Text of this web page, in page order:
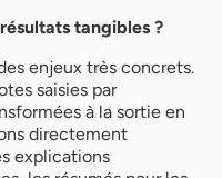
tangibles ?
enjeux très concrets.
saisies par
à la sortie en
directement
explications